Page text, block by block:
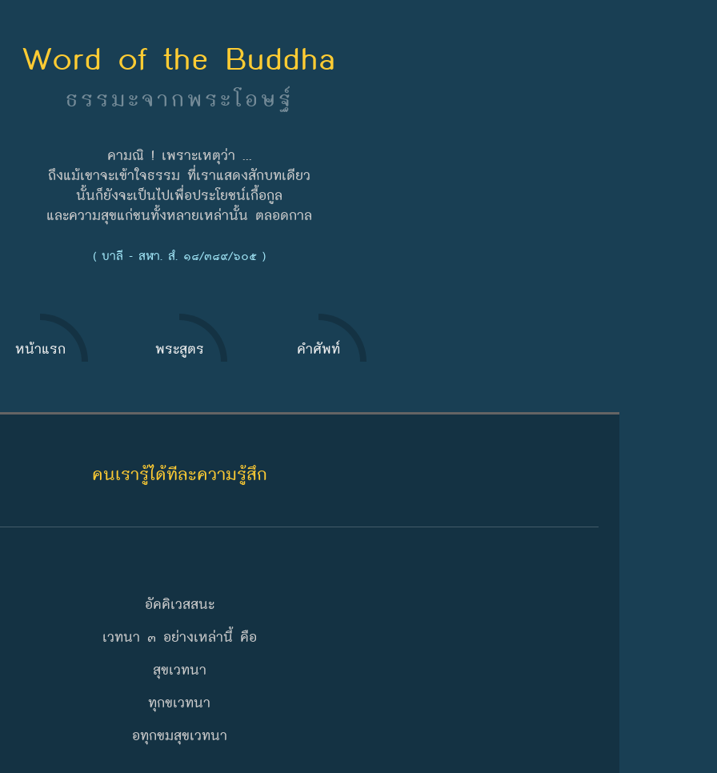
Word of the Buddha
ธรรมะจากพระโอษฐ์
คามณิ ! เพราะเหตุว่า ...
ถึงแม้เขาจะเข้าใจธรรม ที่เราแสดงสักบทเดียว
นั้นก็ยังจะเป็นไปเพื่อประโยชน์เกื้อกูล
และความสุขแก่ชนทั้งหลายเหล่านั้น ตลอดกาล
( บาลี - สฬา. สํ. ๑๘/๓๘๙/๖๐๕ )
หน้าแรก พระสูตร คำศัพท์
คนเรารู้ได้ทีละความรู้สึก
อัคคิเวสสนะ
เวทนา ๓ อย่างเหล่านี้ คือ
สุขเวทนา
ทุกขเวทนา
อทุกขมสุขเวทนา